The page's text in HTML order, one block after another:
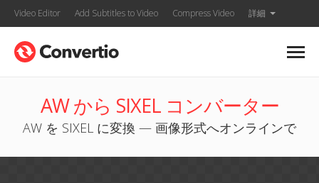
Video Editor Add Subtitles to Video Compress Video 詳細
AW から SIXEL コンバーター
AW を SIXEL に変換 — 画像形式へオンラインで